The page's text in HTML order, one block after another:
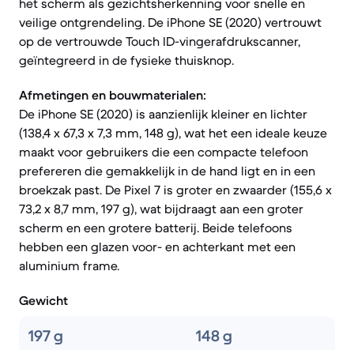
het scherm als gezichtsherkenning voor snelle en
veilige ontgrendeling. De iPhone SE (2020) vertrouwt
op de vertrouwde Touch ID-vingerafdrukscanner,
geïntegreerd in de fysieke thuisknop.
Afmetingen en bouwmaterialen:
De iPhone SE (2020) is aanzienlijk kleiner en lichter
(138,4 x 67,3 x 7,3 mm, 148 g), wat het een ideale keuze
maakt voor gebruikers die een compacte telefoon
prefereren die gemakkelijk in de hand ligt en in een
broekzak past. De Pixel 7 is groter en zwaarder (155,6 x
73,2 x 8,7 mm, 197 g), wat bijdraagt aan een groter
scherm en een grotere batterij. Beide telefoons
hebben een glazen voor- en achterkant met een
aluminium frame.
Gewicht
197 g 148 g